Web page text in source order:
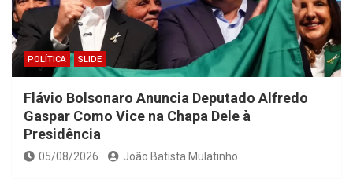
POLÍTICA SLIDE
Flávio Bolsonaro Anuncia Deputado Alfredo
Gaspar Como Vice na Chapa Dele à
Presidência
05/08/2026 João Batista Mulatinho